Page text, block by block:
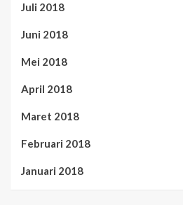
Juli 2018
Juni 2018
Mei 2018
April 2018
Maret 2018
Februari 2018
Januari 2018